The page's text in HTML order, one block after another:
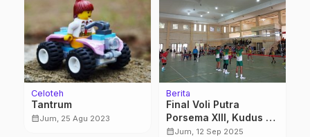
Celoteh
Tantrum
calendar_monthJum, 25 Agu 2023
Berita
Final Voli Putra
Porsema XIII, Kudus Vs
Kota Semarang
calendar_monthJum, 12 Sep 2025